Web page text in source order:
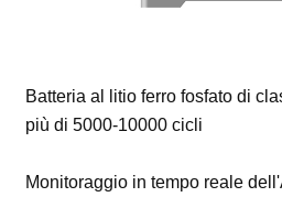
Batteria al litio ferro fosfato di
più di 5000-10000 cicli
Monitoraggio in tempo reale